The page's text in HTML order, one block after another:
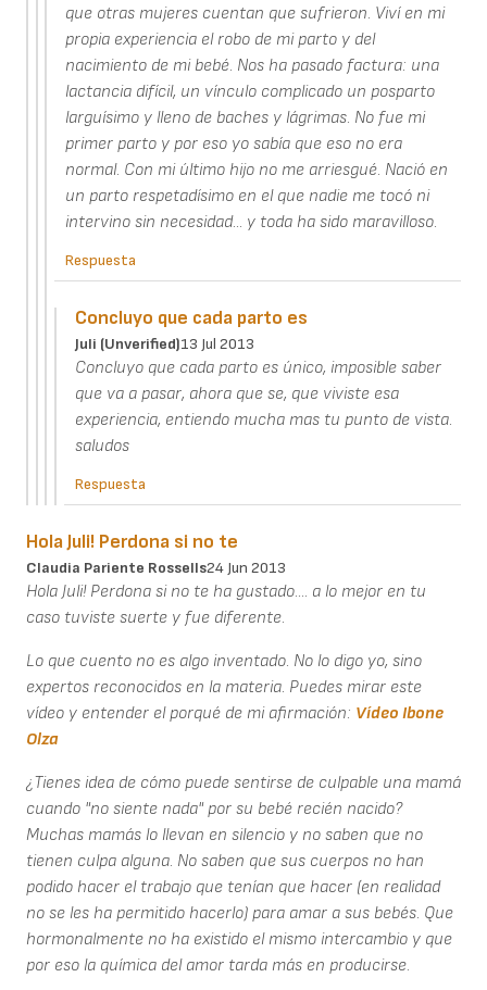
que otras mujeres cuentan que sufrieron. Viví en mi
propia experiencia el robo de mi parto y del
nacimiento de mi bebé. Nos ha pasado factura: una
lactancia difícil, un vínculo complicado un posparto
larguísimo y lleno de baches y lágrimas. No fue mi
primer parto y por eso yo sabía que eso no era
normal. Con mi último hijo no me arriesgué. Nació en
un parto respetadísimo en el que nadie me tocó ni
intervino sin necesidad... y toda ha sido maravilloso.
Respuesta
Concluyo que cada parto es
Juli (unverified)13 Jul 2013
Concluyo que cada parto es único, imposible saber
que va a pasar, ahora que se, que viviste esa
experiencia, entiendo mucha mas tu punto de vista.
saludos
Respuesta
Hola Juli! Perdona si no te
Claudia Pariente Rossells24 Jun 2013
Hola Juli! Perdona si no te ha gustado.... a lo mejor en tu
caso tuviste suerte y fue diferente.
Lo que cuento no es algo inventado. No lo digo yo, sino
expertos reconocidos en la materia. Puedes mirar este
vídeo y entender el porqué de mi afirmación: Vídeo Ibone
Olza
¿Tienes idea de cómo puede sentirse de culpable una mamá
cuando "no siente nada" por su bebé recién nacido?
Muchas mamás lo llevan en silencio y no saben que no
tienen culpa alguna. No saben que sus cuerpos no han
podido hacer el trabajo que tenían que hacer (en realidad
no se les ha permitido hacerlo) para amar a sus bebés. Que
hormonalmente no ha existido el mismo intercambio y que
por eso la química del amor tarda más en producirse.